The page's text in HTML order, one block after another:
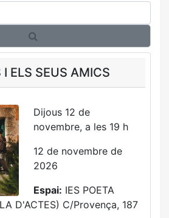
I ELS SEUS AMICS
Dijous 12 de
novembre, a les 19 h
12 de novembre de
2026
Espai: IES POETA
D'ACTES) C/Provença, 187